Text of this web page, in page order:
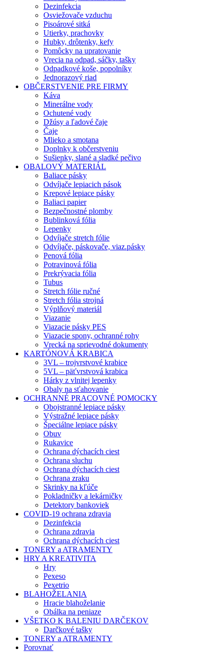
Dezinfekcia
Osviežovače vzduchu
Pisoárové sitká
Utierky, prachovky
Hubky, drôtenky, kefy
Pomôcky na upratovanie
Vrecia na odpad, sáčky, tašky
Odpadkové koše, popolníky
Jednorazový riad
OBČERSTVENIE PRE FIRMY
Káva
Minerálne vody
Ochutené vody
Džúsy a ľadové čaje
Čaje
Mlieko a smotana
Doplnky k občerstveniu
Sušienky, slané a sladké pečivo
OBALOVÝ MATERIÁL
Baliace pásky
Odvíjače lepiacich pások
Krepové lepiace pásky
Baliaci papier
Bezpečnostné plomby
Bublinková fólia
Lepenky
Odvíjače stretch fólie
Odvíjače, páskovače, viaz.pásky
Penová fólia
Potravinová fólia
Prekrývacia fólia
Tubus
Stretch fólie ručné
Stretch fólia strojná
Výplňový materiál
Viazanie
Viazacie pásky PES
Viazacie spony, ochranné rohy
Vrecká na sprievodné dokumenty
KARTÓNOVÁ KRABICA
3VL – trojvrstvové krabice
5VL – päťvrstvová krabica
Hárky z vlnitej lepenky
Obaly na sťahovanie
OCHRANNÉ PRACOVNÉ POMOCKY
Obojstranné lepiace pásky
Výstražné lepiace pásky
Špeciálne lepiace pásky
Obuv
Rukavice
Ochrana dýchacích ciest
Ochrana sluchu
Ochrana dýchacích ciest
Ochrana zraku
Skrinky na kľúče
Pokladničky a lekárničky
Detektory bankoviek
COVID-19 ochrana zdravia
Dezinfekcia
Ochrana zdravia
Ochrana dýchacích ciest
TONERY a ATRAMENTY
HRY A KREATIVITA
Hry
Pexeso
Pexetrio
BLAHOŽELANIA
Hracie blahoželanie
Obálka na peniaze
VŠETKO K BALENIU DARČEKOV
Darčkové tašky
TONERY a ATRAMENTY
Porovnať